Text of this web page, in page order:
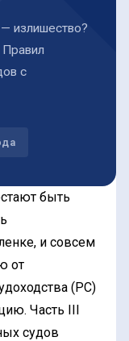
излишество?
с
быть
и совсем
от
(РС)
Часть III
судов